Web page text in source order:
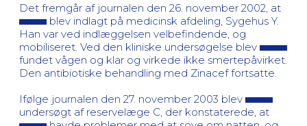
Det fremgår af journalen den 26. november 2002, at
blev indlagt på medicinsk afdeling, Sygehus Y.
Han var ved indlæggelsen velbefindende, og
mobiliseret. Ved den kliniske undersøgelse blev
fundet vågen og klar og virkede ikke smertepåvirket.
Den antibiotiske behandling med Zinacef fortsatte.
Ifølge journalen den 27. november 2003 blev
undersøgt af reservelæge C, der konstaterede, at